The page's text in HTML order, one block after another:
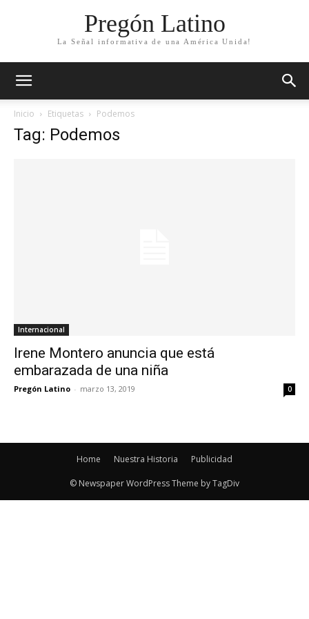
Pregón Latino
La Señal informativa de una América Unida!
Inicio Etiquetas Podemos
Tag: Podemos
Internacional
Irene Montero anuncia que está
embarazada de una niña
Pregón Latino - marzo 13, 2019 0
Home Nuestra Historia Publicidad
© Newspaper WordPress Theme by TagDiv